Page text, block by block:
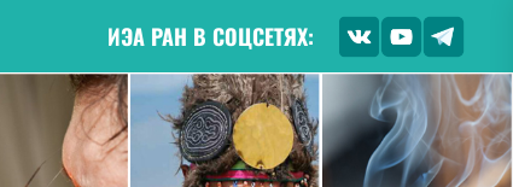
ИЭА РАН В СОЦСЕТЯХ: